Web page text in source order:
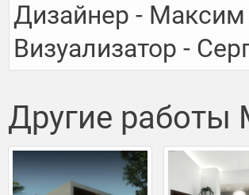
Дизайнер -
Визуализатор -
Другие